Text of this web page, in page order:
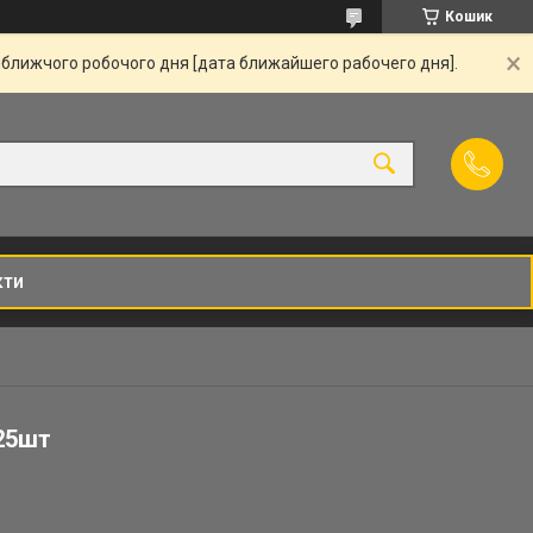
Кошик
робочого дня [дата ближайшего рабочего дня].